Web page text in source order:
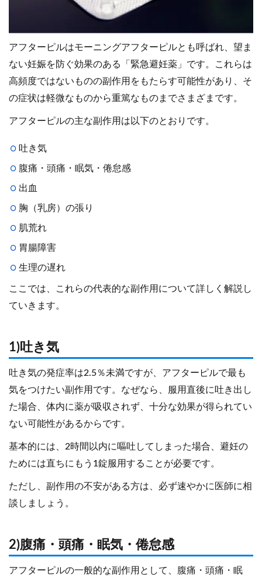
アフターピルはモーニングアフターピルとも呼ばれ、望ま
ない妊娠を防ぐ効果のある「緊急避妊薬」です。これらは
高頻度ではないものの副作用をもたらす可能性があり、そ
の症状は軽微なものから重篤なものまでさまざまです。
アフターピルの主な副作用は以下のとおりです。
吐き気
腹痛・頭痛・眠気・倦怠感
出血
胸（乳房）の張り
肌荒れ
胃腸障害
生理の遅れ
ここでは、これらの代表的な副作用について詳しく解説し
ていきます。
1)吐き気
吐き気の発症率は2.5％未満ですが、アフターピルで最も
気をつけたい副作用です。なぜなら、服用直後に吐き出し
た場合、体内に薬が吸収されず、十分な効果が得られてい
ない可能性があるからです。
基本的には、2時間以内に嘔吐してしまった場合、避妊の
ためには直ちにもう1錠服用することが必要です。
ただし、副作用の不安がある方は、必ず速やかに医師に相
談しましょう。
2)腹痛・頭痛・眠気・倦怠感
アフターピルの一般的な副作用として、腹痛・頭痛・眠